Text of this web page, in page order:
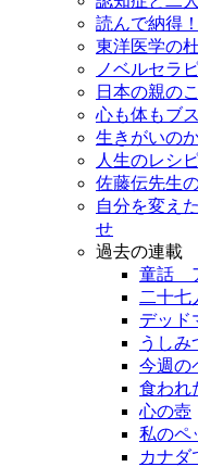
読んで納得
東洋医学の杜
ノベルセラ
日本の親の
心も体もブ
生きがいの
人生のレシ
佐藤伝先生
自分を変え
せ
過去の連載
童話
二十七
デッド
うしみ
今週の
食われ
心の壺
私のペ
カナダ